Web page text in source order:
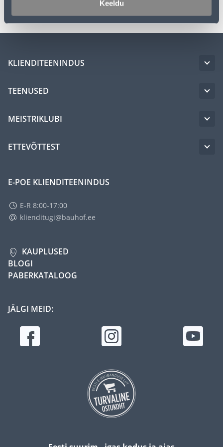
Keeldu
KLIENDITEENINDUS
TEENUSED
MEISTRIKLUBI
ETTEVÕTTEST
E-POE KLIENDITEENINDUS
E-R 8:00-17:00
klienditugi@bauhof.ee
KAUPLUSED
BLOGI
PABERKATALOOG
JÄLGI MEID: